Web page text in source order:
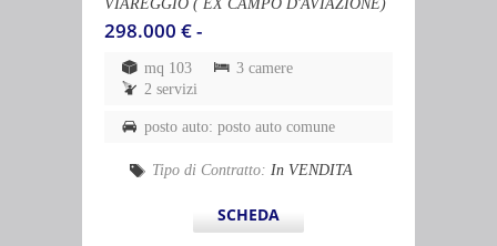
VIAREGGIO ( EX CAMPO D'AVIAZIONE)
298.000 € -
mq 103
3 camere
2 servizi
posto auto: posto auto comune
Tipo di Contratto: In VENDITA
SCHEDA